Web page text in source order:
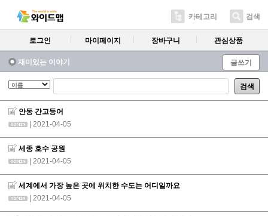
카테고리 검색
로그인 마이페이지 장바구니 관심상품
재미있는 이야기 글쓰기
검색
안동 간고등어
| 2021-04-05
세종 호수 공원
| 2021-04-05
세계에서 가장 높은 곳에 위치한 수도는 어디일까요
| 2021-04-05